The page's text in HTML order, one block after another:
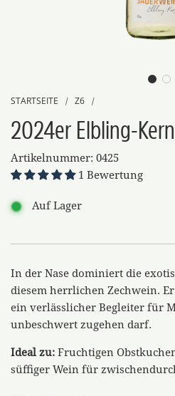
STARTSEITE / Z6 /
2024er Elbling-
Artikelnummer: 0425
1 Bewertung
Auf Lager
In der Nase dominiert die
diesem herrlichen Zechwein.
ein verlässlicher Begleiter für
unbeschwert zugehen darf.
Ideal zu: Fruchtigen
süffiger Wein für